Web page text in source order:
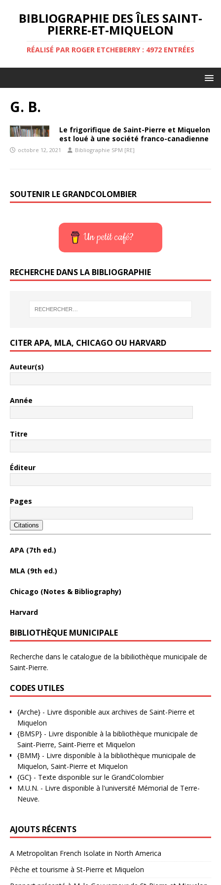
BIBLIOGRAPHIE DES ÎLES SAINT-
PIERRE-ET-MIQUELON
RÉALISÉ PAR ROGER ETCHEBERRY : 4972 ENTRÉES
G. B.
Le frigorifique de Saint-Pierre et Miquelon
est loué à une société franco-canadienne
octobre 12, 2021 Bibliographie SPM [RE]
SOUTENIR LE GRANDCOLOMBIER
Un petit café?
RECHERCHE DANS LA BIBLIOGRAPHIE
CITER APA, MLA, CHICAGO OU HARVARD
Auteur(s)
Année
Titre
Éditeur
Pages
Citations
APA (7th ed.)
MLA (9th ed.)
Chicago (Notes & Bibliography)
Harvard
BIBLIOTHÈQUE MUNICIPALE
Recherche dans le catalogue de la bibiliothèque municipale de
Saint-Pierre.
CODES UTILES
{Arche} - Livre disponible aux archives de Saint-Pierre et
Miquelon
{BMSP} - Livre disponible à la bibliothèque municipale de
Saint-Pierre, Saint-Pierre et Miquelon
{BMM} - Livre disponible à la bibliothèque municipale de
Miquelon, Saint-Pierre et Miquelon
{GC} - Texte disponible sur le GrandColombier
M.U.N. - Livre disponible à l'université Mémorial de Terre-
Neuve.
AJOUTS RÉCENTS
A Metropolitan French Isolate in North America
Pêche et tourisme à St-Pierre et Miquelon